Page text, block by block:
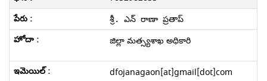
శ్రీ. ఎన్ రాణా ప్రతాప్
జిల్లా మత్స్యశాఖ అధికారి
dfojanagaon[at]gmail[dot]com